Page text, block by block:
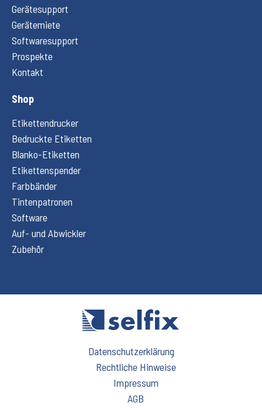
Gerätesupport
Gerätemiete
Softwaresupport
Prospekte
Kontakt
Shop
Etikettendrucker
Bedruckte Etiketten
Blanko-Etiketten
Etikettenspender
Farbbänder
Tintenpatronen
Software
Auf- und Abwickler
Zubehör
Datenschutzerklärung
Rechtliche Hinweise
Impressum
AGB